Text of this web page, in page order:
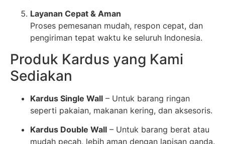
Layanan Cepat & Aman
Proses pemesanan mudah, respon cepat, dan
pengiriman tepat waktu ke seluruh Indonesia.
Produk Kardus yang Kami
Sediakan
Kardus Single Wall – Untuk barang ringan
seperti pakaian, makanan kering, dan aksesoris.
Kardus Double Wall – Untuk barang berat atau
mudah pecah, lebih aman dengan lapisan ganda.